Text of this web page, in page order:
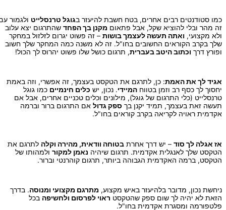
כמו סטודנטים רבים אחרים, בטח חשבת להיעזר ב גוגל טרנסלייטולגמור עם
זה מהר ובלי להוציא שקל, אבל פתאוםמקנן בך הפחדשהתרגום יצא עלוב
ולא מקצועי,ואתה תעשה לעצמך בושות– זה פשוט יגרום לזלזול במחקר
שלך בקרב הקוראים החשובים בחו"ל. זה לא משנה כמה המחקר שלך חשוב
ופורץ דרךוכתוב היטב בעברית, תרגום כושל שלו פשוט יהרוס לך הכול!
אגיד לך את האמת: כן, לתרגם את הטקסט בעצמך, זה אפשרי, וזה באמת
יחסוך לך כסף רב וזמן בטווחהמיידי. נכון, ישכלים חינמייםכמו גוגל
טרנסלייט (כלי התרגום של גוגל), מילונים וכלים טכניים אחרים, אבל אם
תעשה זאת בעצמך, תמיד יקנן בךספק גדולאם התרגום ברור וברמה
אקדמית ראויה לקריאה בקרב קוראים בחו"ל.
אז אגלה לך סוד– יש דרך אחרתבטוחה וודאית, מהירה וקלהלתרגם את
הטקסט שלך לאנגלית אקדמית. תרגום שיהיהנאמן למקורולמהותו של
הטקסט, ברמה האקדמית הגבוהה ביותר, תרגום קוהרנטי וברור.
ניחשת נכון, מדובר בלהיעזר באיש מקצוע,מתרגם מקצועי ומנוסה. בדרך
הזאת לא יהיה לך שום ספק שהטקסטראוי לפרסום ולחשיפהבכל
פלטפורמה ומסגרת אקדמית בחו"ל.